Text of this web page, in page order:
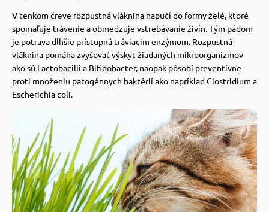
V tenkom čreve rozpustná vláknina napučí do formy želé, ktoré
spomaľuje trávenie a obmedzuje vstrebávanie živín.Tým pádom
je potrava dlhšie prístupná tráviacim enzýmom. Rozpustná
vláknina pomáha zvyšovať výskyt žiadaných mikroorganizmov
ako sú Lactobacilli a Bifidobacter, naopak pôsobí preventívne
proti množeniu patogénnych baktérií ako napríklad Clostridium a
Escherichia coli.